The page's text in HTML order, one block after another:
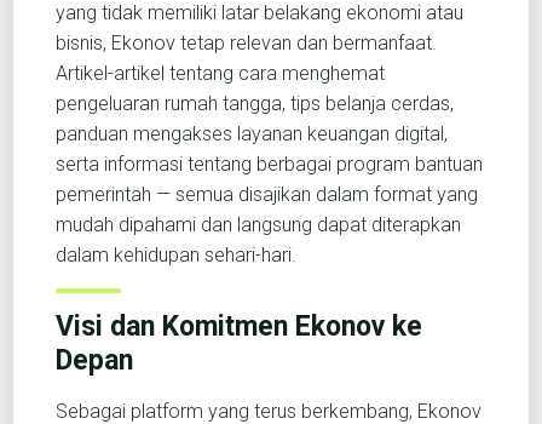
yang tidak memiliki latar belakang ekonomi atau
bisnis, Ekonov tetap relevan dan bermanfaat.
Artikel-artikel tentang cara menghemat
pengeluaran rumah tangga, tips belanja cerdas,
panduan mengakses layanan keuangan digital,
serta informasi tentang berbagai program bantuan
pemerintah — semua disajikan dalam format yang
mudah dipahami dan langsung dapat diterapkan
dalam kehidupan sehari-hari.
Visi dan Komitmen Ekonov ke
Depan
Sebagai platform yang terus berkembang, Ekonov